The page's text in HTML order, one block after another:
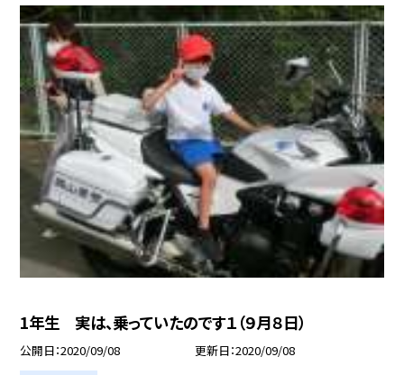
1年生 実は、乗っていたのです１（９月８日）
公開日 2020/09/08 更新日 2020/09/08